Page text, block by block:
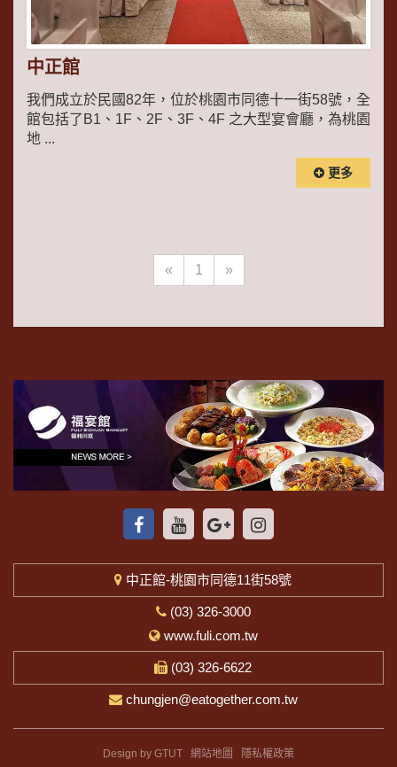
中正館
我們成立於民國82年，位於桃園市同德十一街58號，全
館包括了B1、1F、2F、3F、4F 之大型宴會廳，為桃園
地 ...
更多
« 1 »
中正館-桃園市同德11街58號
(03) 326-3000
www.fuli.com.tw
(03) 326-6622
chungjen@eatogether.com.tw
Design by GTUT 網站地圖 隱私權政策